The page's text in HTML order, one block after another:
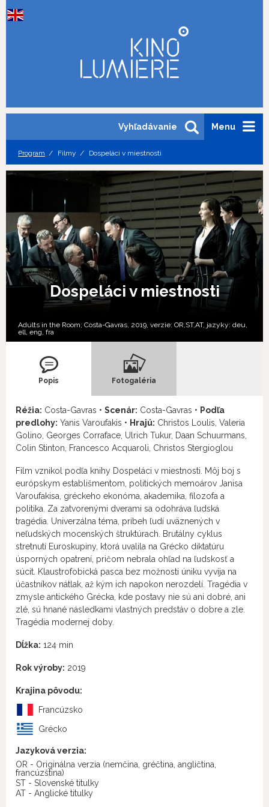
Menu
Vyhľadávanie
Program Filmy Dospeláci v miestnosti
Dospeláci v miestnosti
Adults in the Room; Costa-Gavras, 2019, verzie: OR, ST,AT, jazyky: deu
ell eng fra
Popis Fotogaléria
Réžia: Costa-Gavras • Scenár: Costa-Gavras • Podľa
predlohy: Yanis Varoufakis • Hrajú: Christos Loulis, Valeria
Golino, Georges Corraface, Ulrich Tukur, Daan Schuurmans,
Colin Stinton, Francesco Acquaroli, Christos Stergioglou
Film vznikol podľa knihy Dospeláci v miestnosti. Môj boj s
európskym establišmentom, politických memoárov Janisa
Varoufakisa, gréckeho ekonóma, akademika, filozofa a
politika. Za zatvorenými dverami sa odohráva ľudská
tragédia. Univerzálna téma, príbeh ľudí uväznených v
neľudských mocenských štruktúrach. Brutálny cyklus
stretnutí Euroskupiny, ktorá uvalila na Grécko diktatúru
úsporných opatrení, pričom nebrala ohľad na ľudskosť a
súcit. Klaustrofobická pasca bez možnosti úniku vyvíja na
účastníkov nátlak, až kým ich napokon nerozdelí. Tragédia v
zmysle antického Grécka, kde postavy nie sú ani dobré, ani
zlé, sú hnané následkami vlastných predstáv o dobre a zle.
Tragédia modernej doby.
Dĺžka: 124 min
Rok výroby: 2019
Krajina pôvodu:
Francúzsko
Grécko
Jazyková verzia:
OR - Originálna verzia (nemčina, gréčtina, angličtina,
francúzština)
ST - Slovenské titulky
AT - Anglické titulky